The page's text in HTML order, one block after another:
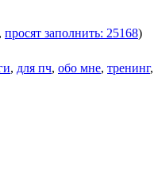
просят заполнить: 25168)
, для пч, обо мне, тренинг,